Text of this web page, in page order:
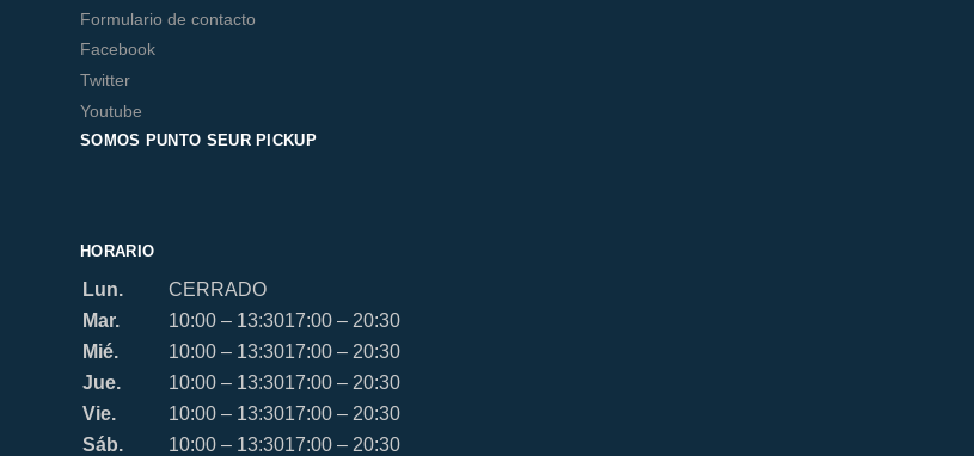
Formulario de contacto
Facebook
Twitter
Youtube
SOMOS PUNTO SEUR PICKUP
HORARIO
Lun.
CERRADO
Mar.
10:00 – 13:3017:00 – 20:30
Mié.
10:00 – 13:3017:00 – 20:30
Jue.
10:00 – 13:3017:00 – 20:30
Vie.
10:00 – 13:3017:00 – 20:30
Sáb.
10:00 – 13:3017:00 – 20:30